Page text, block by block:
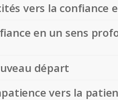
vers la confiance
en un sens
départ
vers la